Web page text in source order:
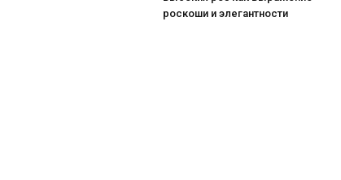
роскоши и элегантности